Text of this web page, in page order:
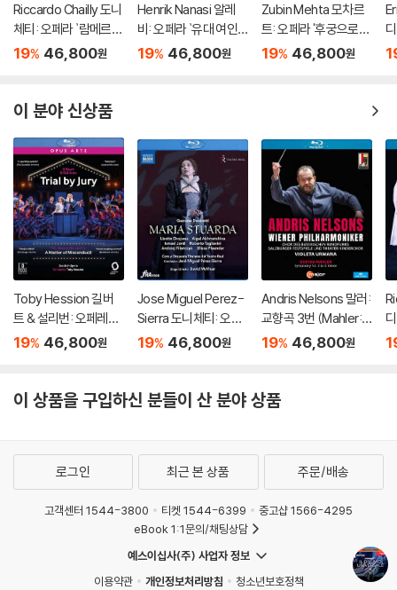
Riccardo Chailly 도니
체티: 오페라 `람메르모
르의 루치아` (Donizet
19% 46,800원
Henrik Nanasi 알레
비: 오페라 `유대 여인`
(Halevy: Opera `La J
19% 46,800원
Zubin Mehta 모차르
트: 오페라 '후궁으로부
터의 탈출' (Mozart: Di
19% 46,800원
이 분야 신상품
Toby Hession 길버
트 & 설리번: 오페레타 `
배심재판` 외 (Gilbert
19% 46,800원
Jose Miguel Perez-
Sierra 도니체티: 오페
라 `마리아 스투아르다`
19% 46,800원
Andris Nelsons 말러:
교향곡 3번 (Mahler: S
ymphony No.3)
19% 46,800원
이 상품을 구입하신 분들이 산 분야 상품
로그인 최근 본 상품 주문/배송
고객센터 1544-3800 티켓 1544-6399
중고샵 1566-4295
eBook 1:1문의/채팅상담
예스이십사(주) 사업자 정보
이용약관
개인정보처리방침 청소년보호정책